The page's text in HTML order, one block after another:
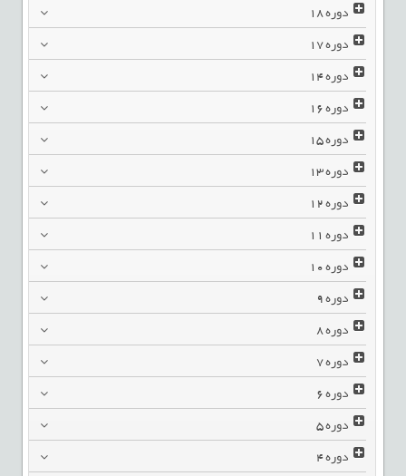
دوره18
دوره17
دوره14
دوره16
دوره15
دوره13
دوره12
دوره11
دوره10
دوره9
دوره8
دوره7
دوره6
دوره5
دوره4